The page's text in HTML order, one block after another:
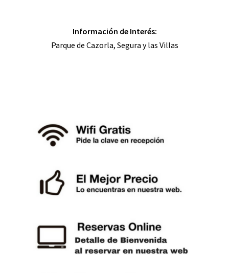
Información de Interés:
Parque de Cazorla, Segura y las Villas